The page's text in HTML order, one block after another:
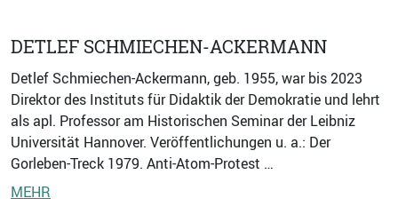
DETLEF SCHMIECHEN-ACKERMANN
Detlef Schmiechen-Ackermann, geb. 1955, war bis 2023
Direktor des Instituts für Didaktik der Demokratie und lehrt
als apl. Professor am Historischen Seminar der Leibniz
Universität Hannover. Veröffentlichungen u. a.: Der
Gorleben-Treck 1979. Anti-Atom-Protest …
MEHR